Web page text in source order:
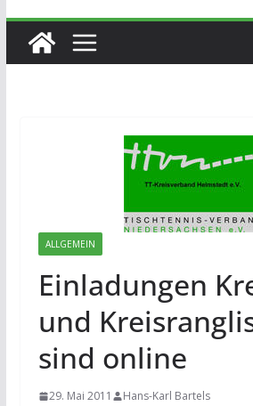
ALLGEMEIN
Einladungen
und
sind online
29. Mai 2011 Hans-Karl Bartels